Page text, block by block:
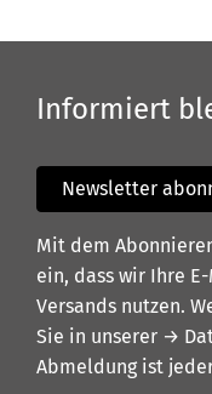
Informiert
Newsletter
Mit dem
ein, dass wir Ihre
Versands nutzen.
Sie in unserer →
Abmeldung ist